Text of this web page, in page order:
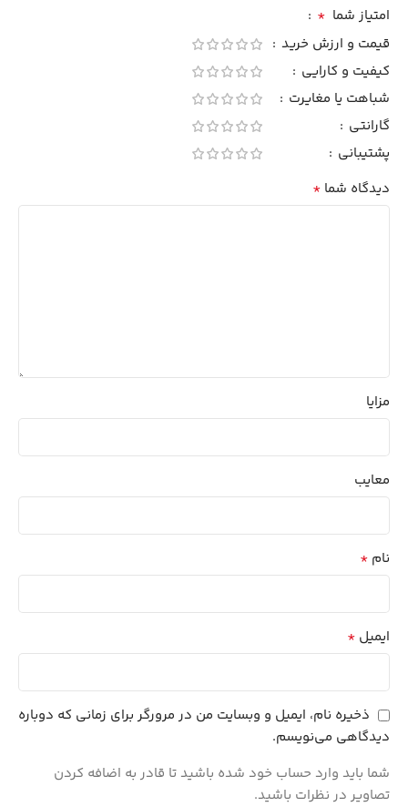
امتیاز شما *
قیمت و ارزش خرید
کیفیت و کارایی
شباهت یا مغایرت
گارانتی
پشتیبانی
دیدگاه شما *
مزایا
معایب
نام *
ایمیل *
ذخیره نام، ایمیل و وبسایت من در مرورگر برای زمانی که دوباره
دیدگاهی می‌نویسم.
شما باید وارد حساب خود شده باشید تا قادر به اضافه کردن
تصاویر در نظرات باشید.